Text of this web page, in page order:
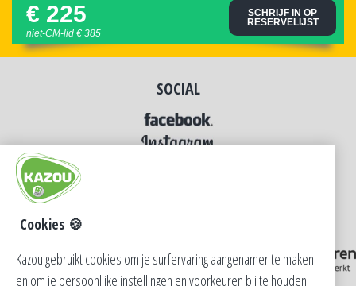
€ 225
niet-CM-lid € 385
SCHRIJF IN OP
RESERVELIJST
SOCIAL
Cookies 🍪
Kazou gebruikt cookies om je surfervaring aangenamer te maken
en om je persoonlijke instellingen en voorkeuren bij te houden.